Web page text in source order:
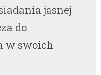
jasnej
do
w swoich